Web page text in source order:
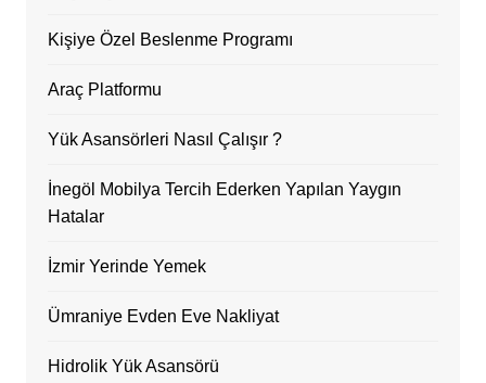
Kişiye Özel Beslenme Programı
Araç Platformu
Yük Asansörleri Nasıl Çalışır ?
İnegöl Mobilya Tercih Ederken Yapılan Yaygın
Hatalar
İzmir Yerinde Yemek
Ümraniye Evden Eve Nakliyat
Hidrolik Yük Asansörü